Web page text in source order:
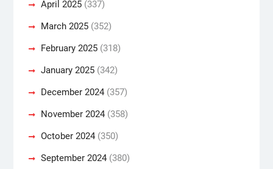
April 2025(337)
March 2025(352)
February 2025(318)
January 2025(342)
December 2024(357)
November 2024(358)
October 2024(350)
September 2024(380)